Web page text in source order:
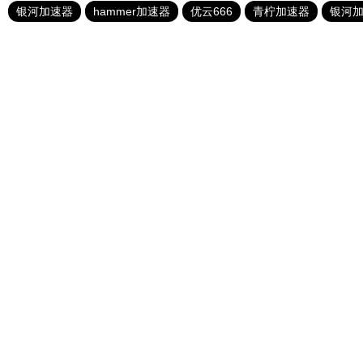
银河加速器
hammer加速器 优云666 青柠加速器 银河